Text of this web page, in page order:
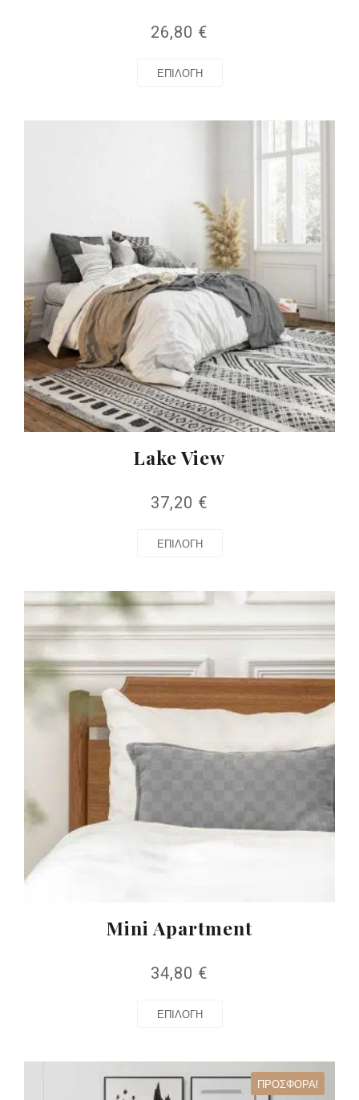
26,80 €
ΕΠΙΛΟΓΉ
Lake View
37,20 €
ΕΠΙΛΟΓΉ
Mini Apartment
34,80 €
ΕΠΙΛΟΓΉ
ΠΡΟΣΦΟΡΆ!